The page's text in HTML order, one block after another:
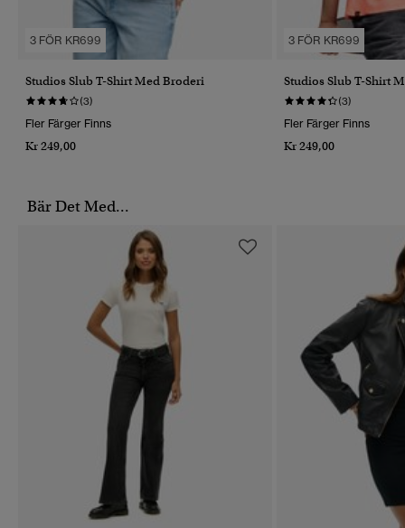
3 FÖR KR699
Studios Slub T-Shirt Med Broderi
(3)
Fler Färger Finns
Kr 249,00
3 FÖR KR699
Studios Slub T-Shirt
(3)
Fler Färger Finns
Kr 249,00
Bär Det Med...